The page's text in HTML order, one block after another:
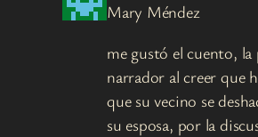
Mary Méndez
me gustó el cuento, la
narrador al creer que
que su vecino se
su esposa, por la